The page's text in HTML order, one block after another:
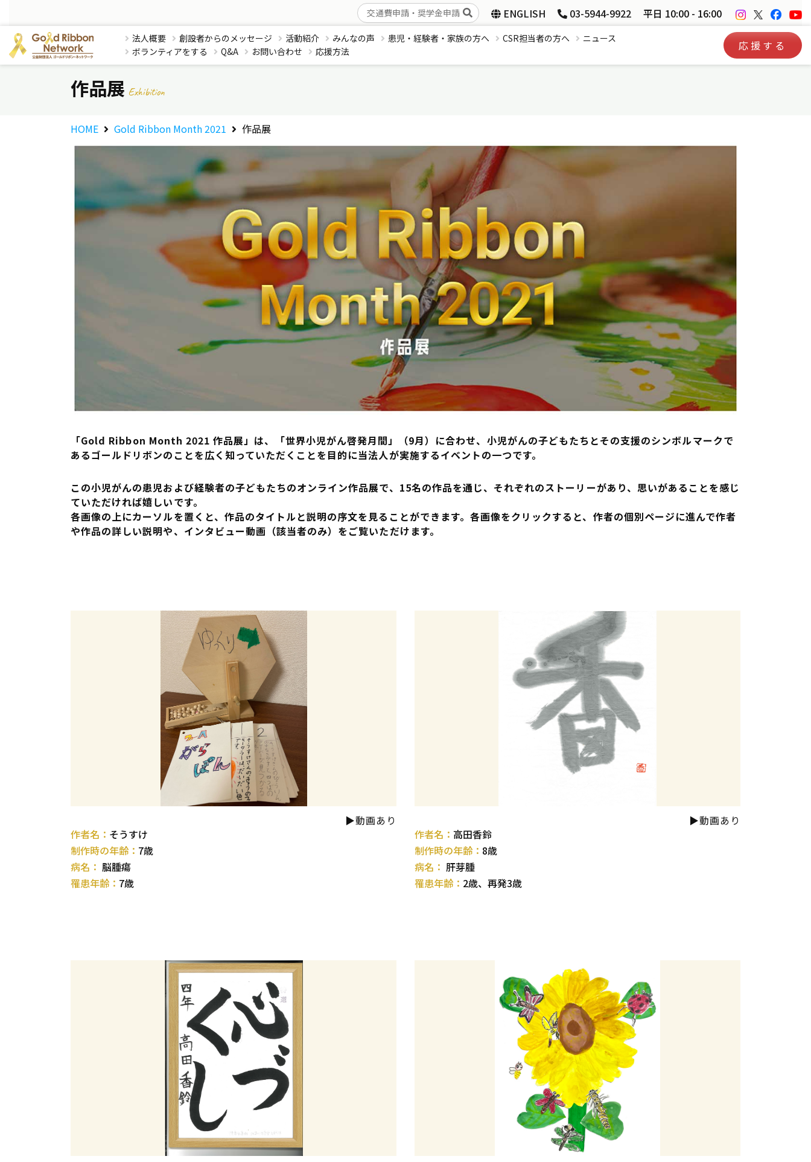
ENGLISH 03-5944-9922 平日 10:00 - 16:00
法人概要 創設者からのメッセージ 活動紹介 みんなの声 患児・経験者・家族の方へ CSR担当者の方へ
ニュース
ボランティアをする
Q&A お問い合わせ 応援方法 応援する
作品展 Exhibition
HOME Gold Ribbon Month 2021 作品展
「Gold Ribbon Month 2021 作品展」は、「世界小児がん啓発月間」（9月）に合わせ、小児がんの子どもたちとその支援のシンボルマークで
あるゴールドリボンのことを広く知っていただくことを目的に当法人が実施するイベントの一つです。
この小児がんの患児および経験者の子どもたちのオンライン作品展で、15名の作品を通じ、それぞれのストーリーがあり、思いがあることを感じ
ていただければ嬉しいです。
各画像の上にカーソルを置くと、作品のタイトルと説明の序文を見ることができます。各画像をクリックすると、作者の個別ページに進んで作者
や作品の詳しい説明や、インタビュー動画（該当者のみ）をご覧いただけます。
▶動画あり
作者名： そうすけ
制作時の年齢： 7歳
病名： 脳腫瘍
罹患年齢： 7歳
▶動画あり
作者名： 高田香鈴
制作時の年齢： 8歳
病名： 肝芽腫
罹患年齢： 2歳、再発3歳